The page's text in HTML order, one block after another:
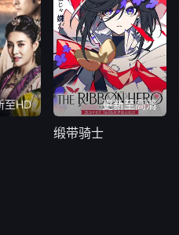
至HD 更新至高清
缎带骑士